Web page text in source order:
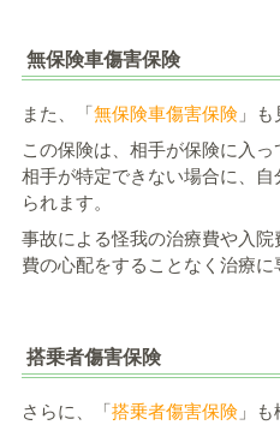
無保険車傷害保険
また、「無保険車傷害保険 」
この保険は、相手が保険に入
相手が特定できない場合に、
られます。
事故による怪我の治療費や入
費の心配をすることなく治療に
搭乗者傷害保険
さらに、「搭乗者傷害保険 」